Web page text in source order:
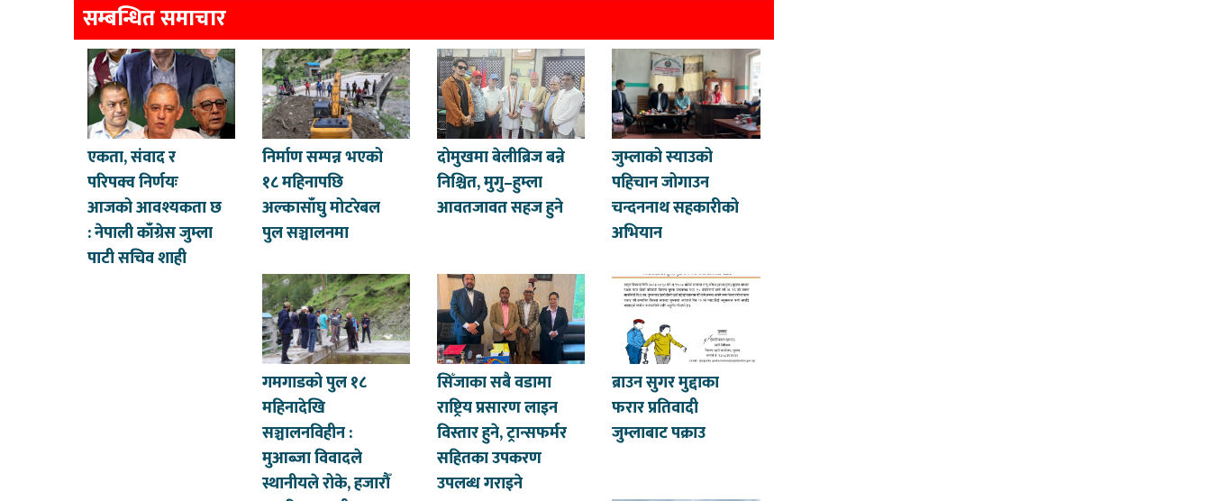
सम्बन्धित समाचार
एकता, संवाद र
परिपक्व निर्णयः
आजको आवश्यकता छ
: नेपाली काँग्रेस जुम्ला
पाटी सचिव शाही
निर्माण सम्पन्न भएको
१८ महिनापछि
अल्कासाँघु मोटरेबल
पुल सञ्चालनमा
दोमुखमा बेलीब्रिज बन्ने
निश्चित, मुगु–हुम्ला
आवतजावत सहज हुने
जुम्लाको स्याउको
पहिचान जोगाउन
चन्दननाथ सहकारीको
अभियान
गमगाडको पुल १८
महिनादेखि
सञ्चालनविहीन :
मुआब्जा विवादले
स्थानीयले रोके, हजारौँ
सिँजाका सबै वडामा
राष्ट्रिय प्रसारण लाइन
विस्तार हुने, ट्रान्सफर्मर
सहितका उपकरण
उपलब्ध गराइने
ब्राउन सुगर मुद्दाका
फरार प्रतिवादी
जुम्लाबाट पक्राउ